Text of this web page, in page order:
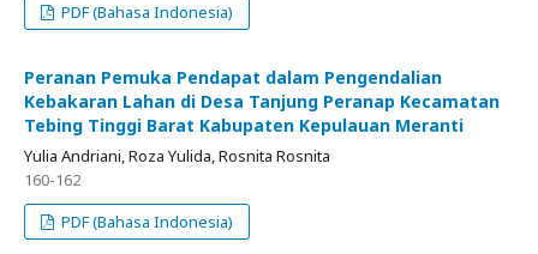
PDF (Bahasa Indonesia)
Peranan Pemuka Pendapat dalam Pengendalian
Kebakaran Lahan di Desa Tanjung Peranap Kecamatan
Tebing Tinggi Barat Kabupaten Kepulauan Meranti
Yulia Andriani, Roza Yulida, Rosnita Rosnita
160-162
PDF (Bahasa Indonesia)